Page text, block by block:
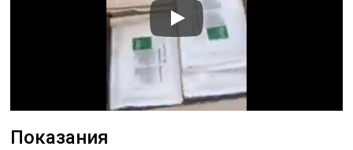
Показания